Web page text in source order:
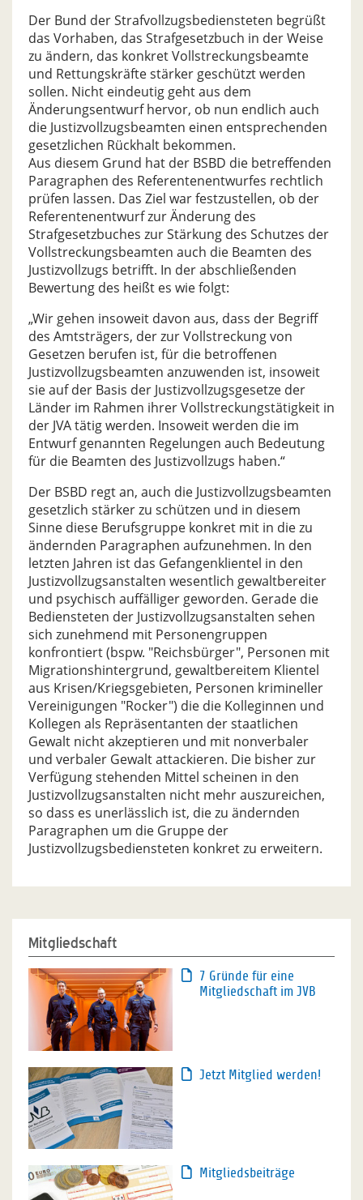
Der Bund der Strafvollzugsbediensteten begrüßt
das Vorhaben, das Strafgesetzbuch in der Weise
zu ändern, das konkret Vollstreckungsbeamte
und Rettungskräfte stärker geschützt werden
sollen. Nicht eindeutig geht aus dem
Änderungsentwurf hervor, ob nun endlich auch
die Justizvollzugsbeamten einen entsprechenden
gesetzlichen Rückhalt bekommen.
Aus diesem Grund hat der BSBD die betreffenden
Paragraphen des Referentenentwurfes rechtlich
prüfen lassen. Das Ziel war festzustellen, ob der
Referentenentwurf zur Änderung des
Strafgesetzbuches zur Stärkung des Schutzes der
Vollstreckungsbeamten auch die Beamten des
Justizvollzugs betrifft. In der abschließenden
Bewertung des heißt es wie folgt:
„Wir gehen insoweit davon aus, dass der Begriff
des Amtsträgers, der zur Vollstreckung von
Gesetzen berufen ist, für die betroffenen
Justizvollzugsbeamten anzuwenden ist, insoweit
sie auf der Basis der Justizvollzugsgesetze der
Länder im Rahmen ihrer Vollstreckungstätigkeit in
der JVA tätig werden. Insoweit werden die im
Entwurf genannten Regelungen auch Bedeutung
für die Beamten des Justizvollzugs haben.“
Der BSBD regt an, auch die Justizvollzugsbeamten
gesetzlich stärker zu schützen und in diesem
Sinne diese Berufsgruppe konkret mit in die zu
ändernden Paragraphen aufzunehmen. In den
letzten Jahren ist das Gefangenklientel in den
Justizvollzugsanstalten wesentlich gewaltbereiter
und psychisch auffälliger geworden. Gerade die
Bediensteten der Justizvollzugsanstalten sehen
sich zunehmend mit Personengruppen
konfrontiert (bspw. "Reichsbürger", Personen mit
Migrationshintergrund, gewaltbereitem Klientel
aus Krisen/Kriegsgebieten, Personen krimineller
Vereinigungen "Rocker") die die Kolleginnen und
Kollegen als Repräsentanten der staatlichen
Gewalt nicht akzeptieren und mit nonverbaler
und verbaler Gewalt attackieren. Die bisher zur
Verfügung stehenden Mittel scheinen in den
Justizvollzugsanstalten nicht mehr auszureichen,
so dass es unerlässlich ist, die zu ändernden
Paragraphen um die Gruppe der
Justizvollzugsbediensteten konkret zu erweitern.
Mitgliedschaft
7 Gründe für eine
Mitgliedschaft im JVB
Jetzt Mitglied werden!
Mitgliedsbeiträge